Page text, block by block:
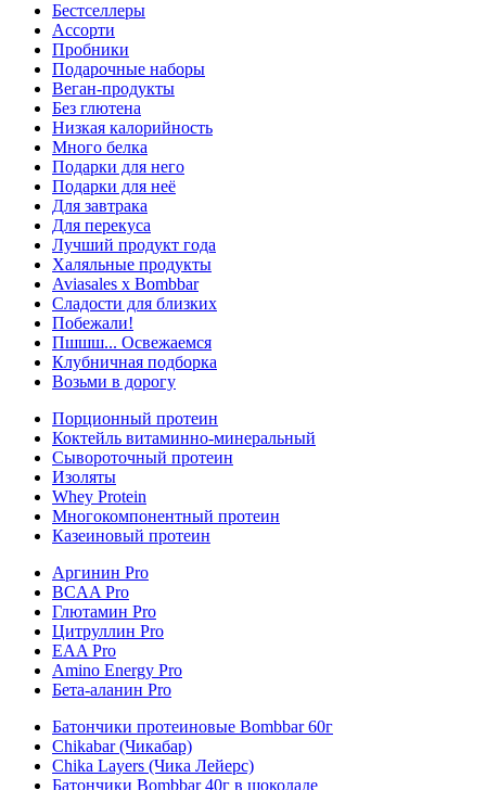
Бестселлеры
Ассорти
Пробники
Подарочные наборы
Веган-продукты
Без глютена
Низкая калорийность
Много белка
Подарки для него
Подарки для неё
Для завтрака
Для перекуса
Лучший продукт года
Халяльные продукты
Aviasales x Bombbar
Сладости для близких
Побежали!
Пшшш... Освежаемся
Клубничная подборка
Возьми в дорогу
Порционный протеин
Коктейль витаминно-минеральный
Сывороточный протеин
Изоляты
Whey Protein
Многокомпонентный протеин
Казеиновый протеин
Аргинин Pro
BCAA Pro
Глютамин Pro
Цитруллин Pro
EAA Pro
Amino Energy Pro
Бета-аланин Pro
Батончики протеиновые Bombbar 60г
Chikabar (Чикабар)
Chika Layers (Чика Лейерс)
Батончики Bombbar 40г в шоколаде